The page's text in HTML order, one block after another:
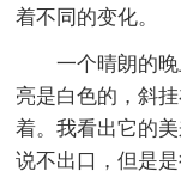
着不同的变化。
一个晴朗的
亮是白色的，斜
着。我看出它的
说不出口，但是